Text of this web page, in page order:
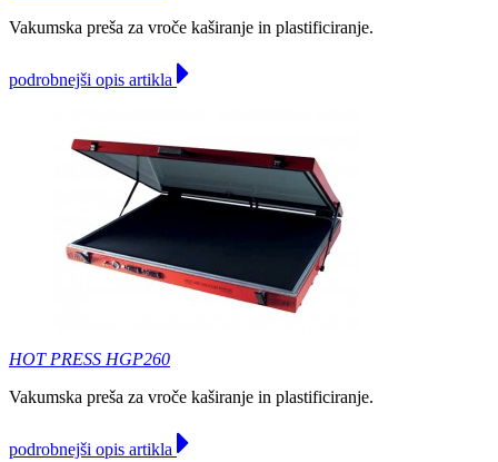
Vakumska preša za vroče kaširanje in plastificiranje.
podrobnejši opis artikla
HOT PRESS HGP260
Vakumska preša za vroče kaširanje in plastificiranje.
podrobnejši opis artikla